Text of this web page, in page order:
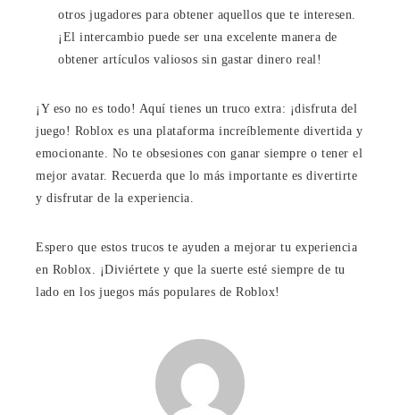
otros jugadores para obtener aquellos que te interesen.
¡El intercambio puede ser una excelente manera de
obtener artículos valiosos sin gastar dinero real!
¡Y eso no es todo! Aquí tienes un truco extra: ¡disfruta del
juego! Roblox es una plataforma increíblemente divertida y
emocionante. No te obsesiones con ganar siempre o tener el
mejor avatar. Recuerda que lo más importante es divertirte
y disfrutar de la experiencia.
Espero que estos trucos te ayuden a mejorar tu experiencia
en Roblox. ¡Diviértete y que la suerte esté siempre de tu
lado en los juegos más populares de Roblox!